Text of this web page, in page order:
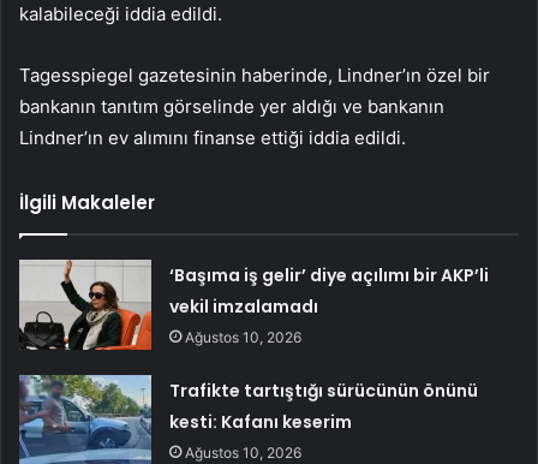
kalabileceği iddia edildi.
Tagesspiegel gazetesinin haberinde, Lindner’ın özel bir
bankanın tanıtım görselinde yer aldığı ve bankanın
Lindner’ın ev alımını finanse ettiği iddia edildi.
İlgili Makaleler
‘Başıma iş gelir’ diye açılımı bir AKP’li
vekil imzalamadı
Ağustos 10, 2026
Trafikte tartıştığı sürücünün önünü
kesti: Kafanı keserim
Ağustos 10, 2026